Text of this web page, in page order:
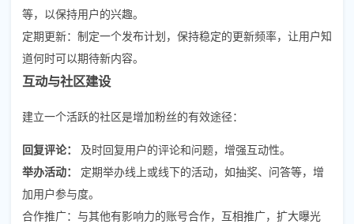
等，以保持用户的兴趣。
定期更新：制定一个发布计划，保持稳定的更新频率，让用户知
道何时可以期待新内容。
互动与社区建设
建立一个活跃的社区是增加粉丝的有效途径：
回复评论：
及时回复用户的评论和问题，增强互动性。
举办活动：
定期举办线上或线下的活动，如抽奖、问答等，增
加用户参与度。
合作推广：与其他有影响力的账号合作，互相推广，扩大曝光